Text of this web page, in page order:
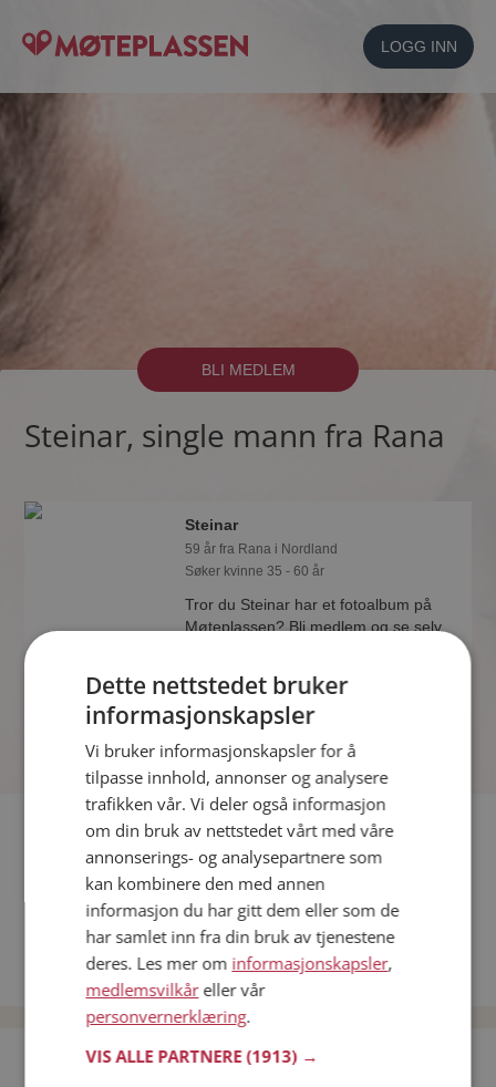
LOGG INN
BLI MEDLEM
Steinar, single mann fra Rana
Steinar
59 år fra Rana i Nordland
Søker kvinne 35 - 60 år
Tror du Steinar har et fotoalbum på
Møteplassen? Bli medlem og se selv.
Fler single
Flere singlemenn fra Rana: Leonhard,As
Kvinner fra Rana
Date kvinner i Norge
Date menn i Norge
Bli medlem gratis!
Dette nettstedet bruker
informasjonskapsler
Vi bruker informasjonskapsler for å
tilpasse innhold, annonser og analysere
trafikken vår. Vi deler også informasjon
om din bruk av nettstedet vårt med våre
annonserings- og analysepartnere som
kan kombinere den med annen
informasjon du har gitt dem eller som de
har samlet inn fra din bruk av tjenestene
deres. Les mer om informasjonskapsler,
medlemsvilkåreller vår
personvernerklæring.
VIS ALLE PARTNERE(1913) →